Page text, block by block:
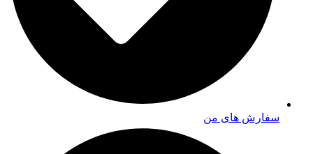
سفارش های من